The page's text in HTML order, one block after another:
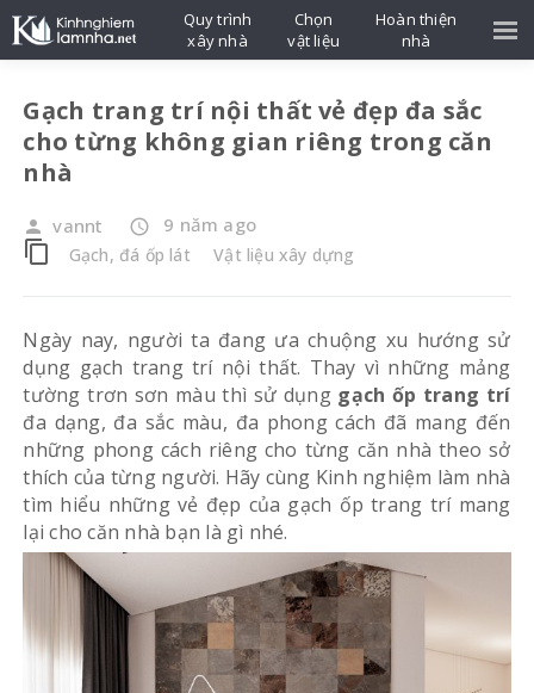
Gạch trang trí nội thất vẻ đẹp đa sắc
cho từng không gian riêng trong căn
nhà
person vannt access_time 9 năm ago
content_copy Gạch, đá ốp lát Vật liệu xây dựng
Ngày nay, người ta đang ưa chuộng xu hướng sử
dụng gạch trang trí nội thất. Thay vì những mảng
tường trơn sơn màu thì sử dụng gạch ốp trang trí
đa dạng, đa sắc màu, đa phong cách đã mang đến
những phong cách riêng cho từng căn nhà theo sở
thích của từng người. Hãy cùng Kinh nghiệm làm nhà
tìm hiểu những vẻ đẹp của gạch ốp trang trí mang
lại cho căn nhà bạn là gì nhé.
Quy trình
xây nhà
Chọn
vật liệu
Hoàn thiện
nhà